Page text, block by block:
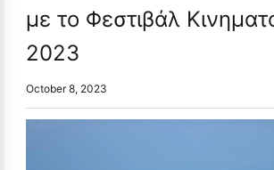
με το Φεστιβάλ
2023
October 8, 2023